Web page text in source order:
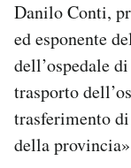
Danilo Conti,
ed esponente
dell’ospedale
trasporto
trasferimento
della